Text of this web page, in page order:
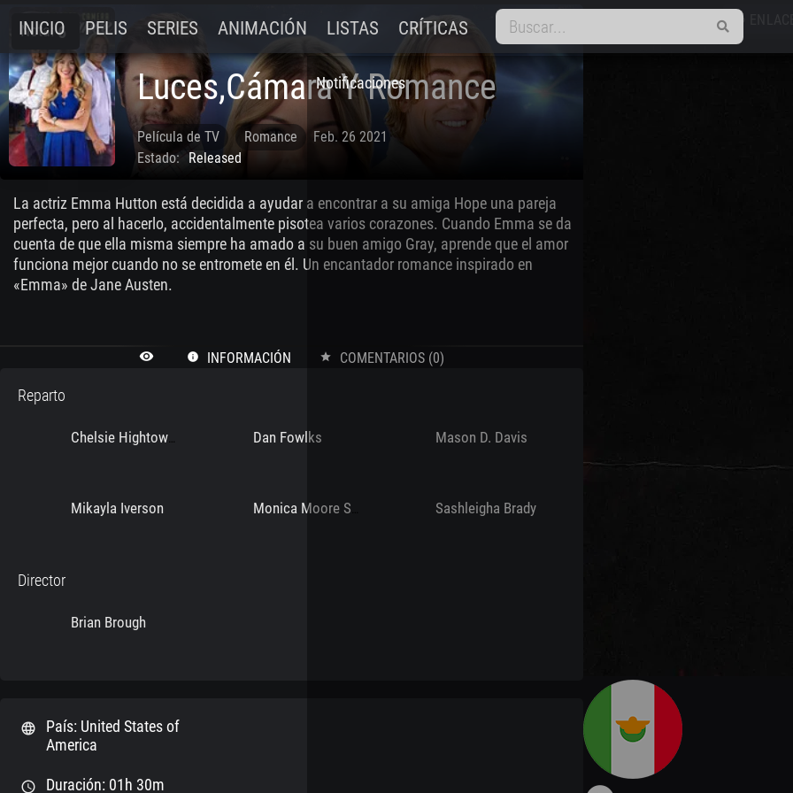
INICIO PELIS SERIES ANIMACIÓN LISTAS CRÍTICAS
Notificaciones
Nota:6
Luces,Cámara Y Romance
Película de TV Romance
Feb. 26 2021
Estado:
Released
La actriz Emma Hutton está decidida a ayudar a encontrar a su amiga Hope una pareja
perfecta, pero al hacerlo, accidentalmente pisotea varios corazones. Cuando Emma se da
cuenta de que ella misma siempre ha amado a su buen amigo Gray, aprende que el amor
funciona mejor cuando no se entromete en él. Un encantador romance inspirado en
«Emma» de Jane Austen.
remove_red_eye info INFORMACIÓN star COMENTARIOS (0)
Reparto
Dan Fowlks Mason D. Davis
Mikayla Iverson Sashleigha Brady
Director
Brian Brough
language
País: United States of
America
schedule Duración: 01h 30m
link